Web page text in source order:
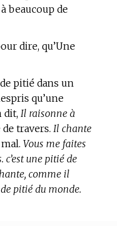
beaucoup de
dire, qu’Une
pitié dans un
qu’une
dit, Il raisonne à
travers. Il chante
Vous me faites
une pitié de
comme il
pitié du monde.